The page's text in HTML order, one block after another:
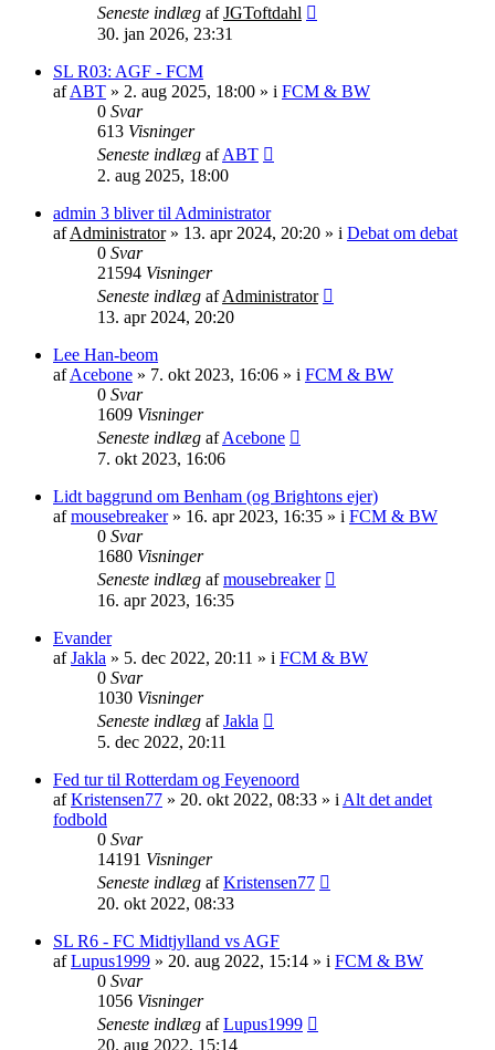
Seneste indlæg afJGToftdahl
30. jan 2026, 23:31
SL R03: AGF - FCM
afABT » 2. aug 2025, 18:00 » i FCM & BW
0 Svar
613 Visninger
Seneste indlæg afABT
2. aug 2025, 18:00
admin 3 bliver til Administrator
afAdministrator» 13. apr 2024, 20:20 » i Debat om debat
0 Svar
21594 Visninger
Seneste indlæg afAdministrator
13. apr 2024, 20:20
Lee Han-beom
afAcebone » 7. okt 2023, 16:06 » i FCM & BW
0 Svar
1609 Visninger
Seneste indlæg afAcebone
7. okt 2023, 16:06
Lidt baggrund om Benham (og Brightons ejer)
afmousebreaker» 16. apr 2023, 16:35 » i FCM & BW
0 Svar
1680 Visninger
Seneste indlæg afmousebreaker
16. apr 2023, 16:35
Evander
afJakla » 5. dec 2022, 20:11 » i FCM & BW
0 Svar
1030 Visninger
Seneste indlæg afJakla
5. dec 2022, 20:11
Fed tur til Rotterdam og Feyenoord
afKristensen77 » 20. okt 2022, 08:33 » i Alt det andet
fodbold
0 Svar
14191 Visninger
Seneste indlæg afKristensen77
20. okt 2022, 08:33
SL R6 - FC Midtjylland vs AGF
afLupus1999 » 20. aug 2022, 15:14 » i FCM & BW
0 Svar
1056 Visninger
Seneste indlæg afLupus1999
20. aug 2022, 15:14